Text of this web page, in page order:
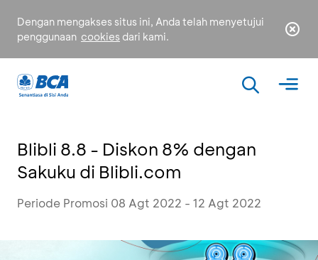
Dengan mengakses situs ini, Anda telah menyetujui
penggunaan cookies dari kami.
Blibli 8.8 - Diskon 8% dengan
Sakuku di Blibli.com
Periode Promosi 08 Agt 2022 - 12 Agt 2022